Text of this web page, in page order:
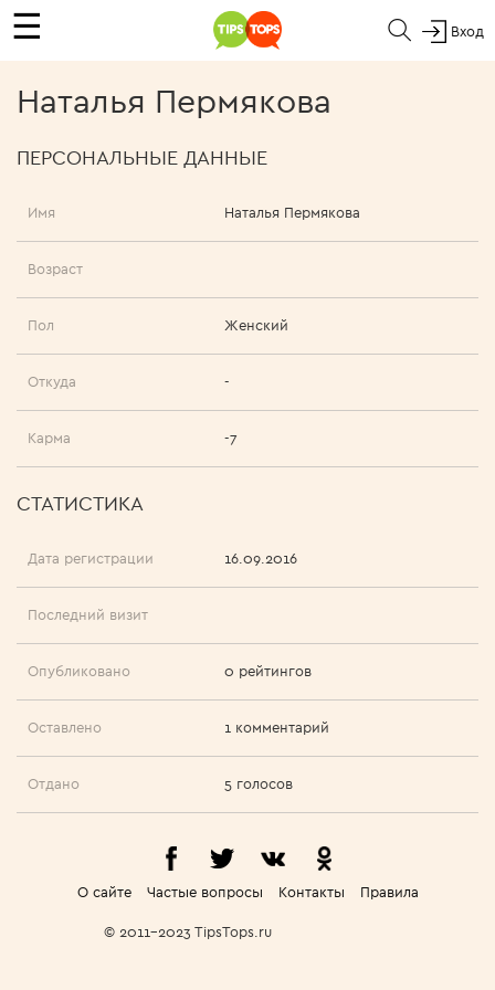
☰ Вход
Наталья Пермякова
ПЕРСОНАЛЬНЫЕ ДАННЫЕ
Имя Наталья Пермякова
Возраст
Пол Женский
Откуда -
Карма -7
СТАТИСТИКА
Дата регистрации 16.09.2016
Последний визит
Опубликовано 0 рейтингов
Оставлено 1 комментарий
Отдано 5 голосов
О сайте Частые вопросы Контакты Правила
© 2011-2023 TipsTops.ru